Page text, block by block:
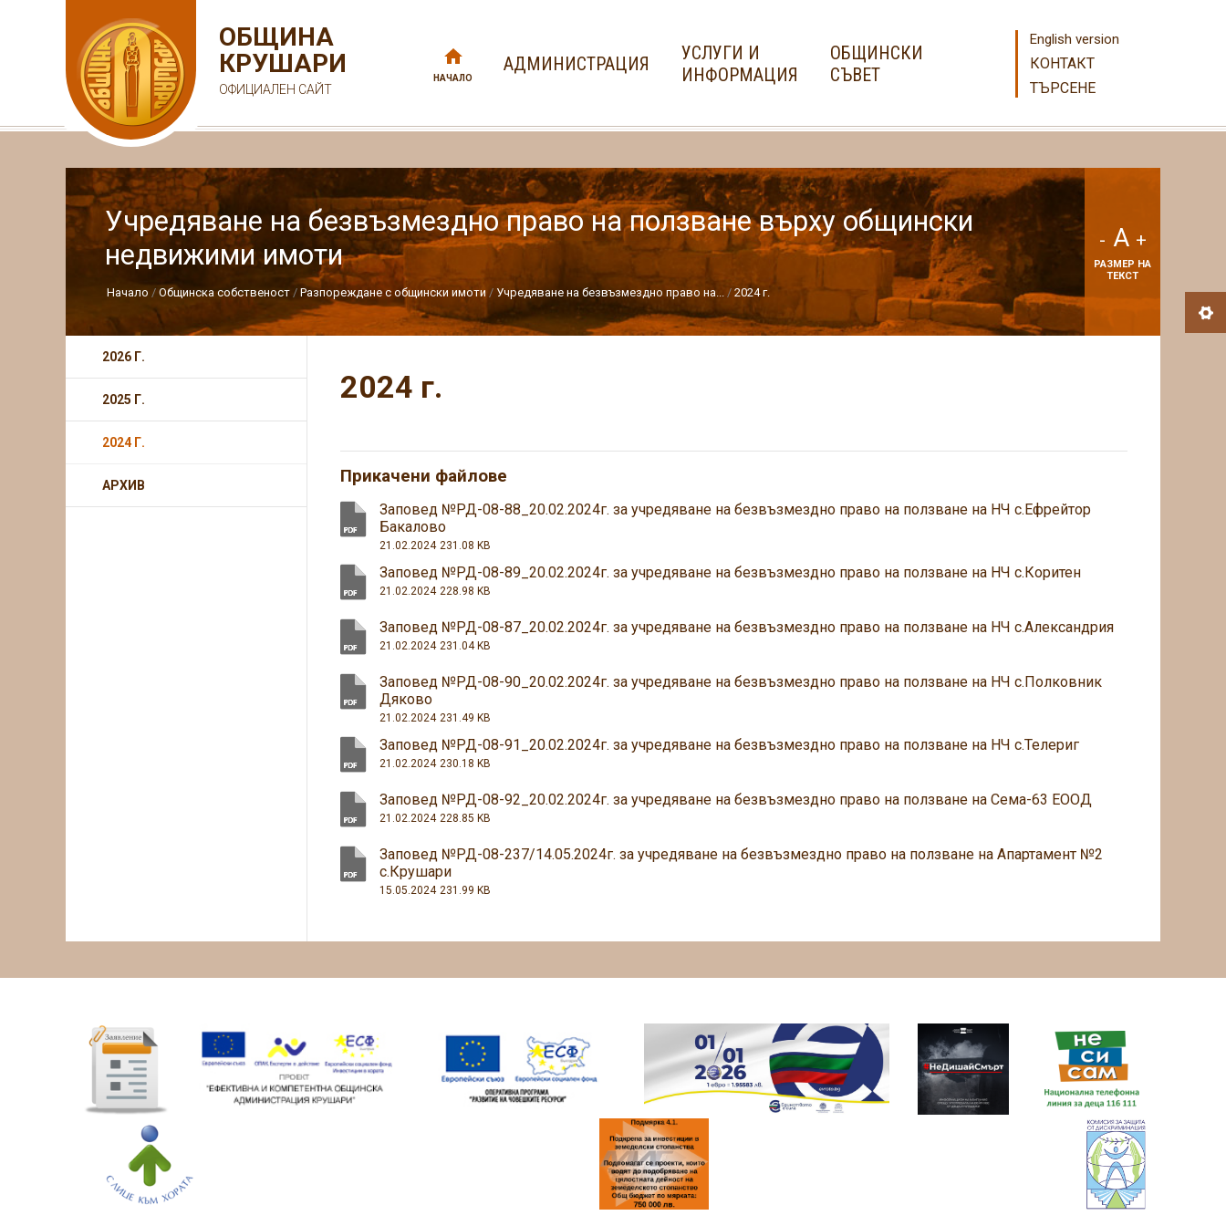
ОБЩИНА
КРУШАРИ
ОФИЦИАЛЕН САЙТ
НАЧАЛО
АДМИНИСТРАЦИЯ
УСЛУГИ И
ИНФОРМАЦИЯ
ОБЩИНСКИ
СЪВЕТ
English version
КОНТАКТ
ТЪРСЕНЕ
Учредяване на безвъзмездно право на ползване върху общински
недвижими имоти
Начало Общинска собственост Разпореждане с общински имоти Учредяване на безвъзмездно право на... 2024 г.
- A +
РАЗМЕР НА
ТЕКСТ
2024 г.
Прикачени файлове
Заповед №РД-08-88_20.02.2024г. за учредяване на безвъзмездно право на ползване на НЧ с.Ефрейтор
Бакалово
21.02.2024 231.08 KB
Заповед №РД-08-89_20.02.2024г. за учредяване на безвъзмездно право на ползване на НЧ с.Коритен
21.02.2024 228.98 KB
Заповед №РД-08-87_20.02.2024г. за учредяване на безвъзмездно право на ползване на НЧ с.Александрия
21.02.2024 231.04 KB
Заповед №РД-08-90_20.02.2024г. за учредяване на безвъзмездно право на ползване на НЧ с.Полковник
Дяково
21.02.2024 231.49 KB
Заповед №РД-08-91_20.02.2024г. за учредяване на безвъзмездно право на ползване на НЧ с.Телериг
21.02.2024 230.18 KB
Заповед №РД-08-92_20.02.2024г. за учредяване на безвъзмездно право на ползване на Сема-63 ЕООД
21.02.2024 228.85 KB
Заповед №РД-08-237/14.05.2024г. за учредяване на безвъзмездно право на ползване на Апартамент №2
с.Крушари
15.05.2024 231.99 KB
2026 Г.
2025 Г.
2024 Г.
АРХИВ